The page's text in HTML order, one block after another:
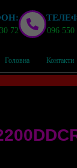
72 096 550
Головна Контакти